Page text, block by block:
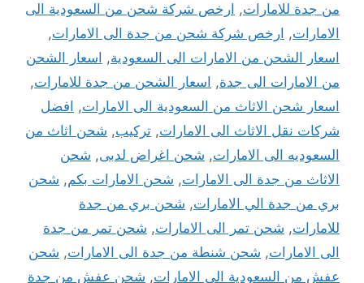
من جدة للامارات, ارخص شركة شحن من السعودية الى
الامارات, ارخص شركة شحن من جدة الى الامارات,
اسعار الشحن من الامارات الى السعودية, اسعار الشحن
من الامارات الى جدة, اسعار الشحن من جدة للامارات,
اسعار شحن الاثاث من السعودية الى الامارات, افضل
شركات نقل الاثاث الى الامارات, تركيب, شحن اثاث من
السعوديه الى الامارات, شحن اغراض لدبى, شحن
الاثاث من جدة الى الامارات, شحن الامارات بكم, شحن
بري من جدة الي الامارات, شحن بري من جدة
للامارات, شحن تمر الى الامارات, شحن تمر من جدة
الى الامارات, شحن شنطة من جدة الى الامارات, شحن
عفش من السعودية الى الامارات, شحن عفش من جدة